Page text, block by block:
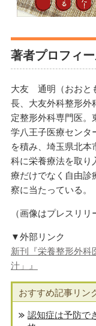
著者プロフィ
大友 通明（おおと
長、大友外科整形外
定整形外科専門医。
学八王子医療センタ
を積み、埼玉県北
科に栄養療法を取り
療だけでなく自由診
察に当たっている。
（画像はプレスリリ
▼外部リンク
新刊『栄養整形外科
汁」』
おすすめ記事リン
認知症は予防で